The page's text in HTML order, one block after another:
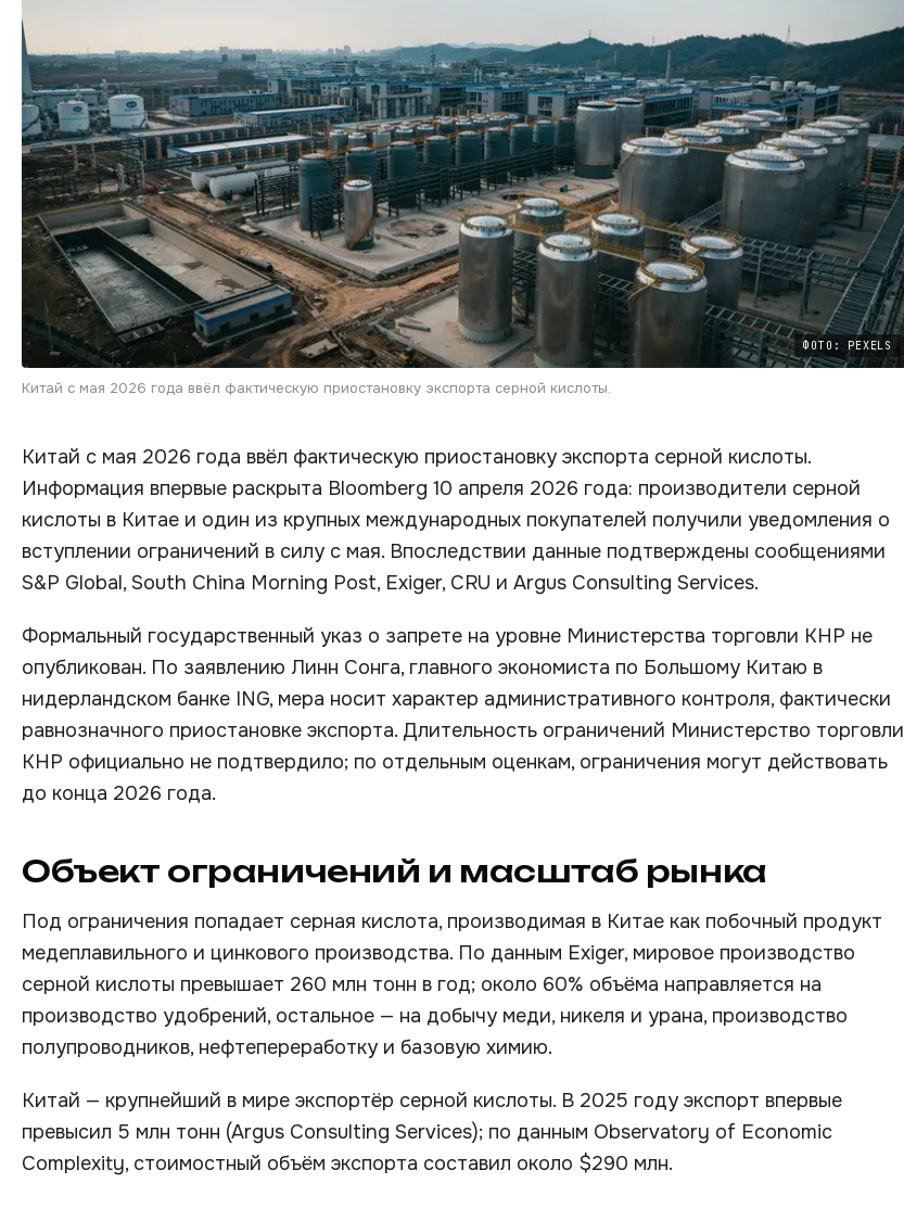
ФОТО: PEXELS
Китай с мая 2026 года ввёл фактическую приостановку экспорта серной кислоты.
Китай с мая 2026 года ввёл фактическую приостановку экспорта серной кислоты.
Информация впервые раскрыта Bloomberg 10 апреля 2026 года: производители серной
кислоты в Китае и один из крупных международных покупателей получили уведомления о
вступлении ограничений в силу с мая. Впоследствии данные подтверждены сообщениями
S&P Global, South China Morning Post, Exiger, CRU и Argus Consulting Services.
Формальный государственный указ о запрете на уровне Министерства торговли КНР не
опубликован. По заявлению Линн Сонга, главного экономиста по Большому Китаю в
нидерландском банке ING, мера носит характер административного контроля, фактически
равнозначного приостановке экспорта. Длительность ограничений Министерство торговли
КНР официально не подтвердило; по отдельным оценкам, ограничения могут действовать
до конца 2026 года.
Объект ограничений и масштаб рынка
Под ограничения попадает серная кислота, производимая в Китае как побочный продукт
медеплавильного и цинкового производства. По данным Exiger, мировое производство
серной кислоты превышает 260 млн тонн в год; около 60% объёма направляется на
производство удобрений, остальное — на добычу меди, никеля и урана, производство
полупроводников, нефтепереработку и базовую химию.
Китай — крупнейший в мире экспортёр серной кислоты. В 2025 году экспорт впервые
превысил 5 млн тонн (Argus Consulting Services); по данным Observatory of Economic
Complexity, стоимостный объём экспорта составил около $290 млн.